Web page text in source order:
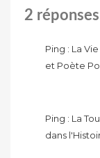
2
Ping : La
et Poète
Ping : La
dans